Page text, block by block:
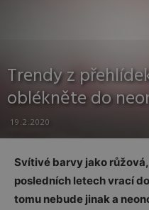
Trendy z
oblékněte do
19.2.2020
Svítivé barvy jako
posledních letech vrací
tomu nebude jinak a